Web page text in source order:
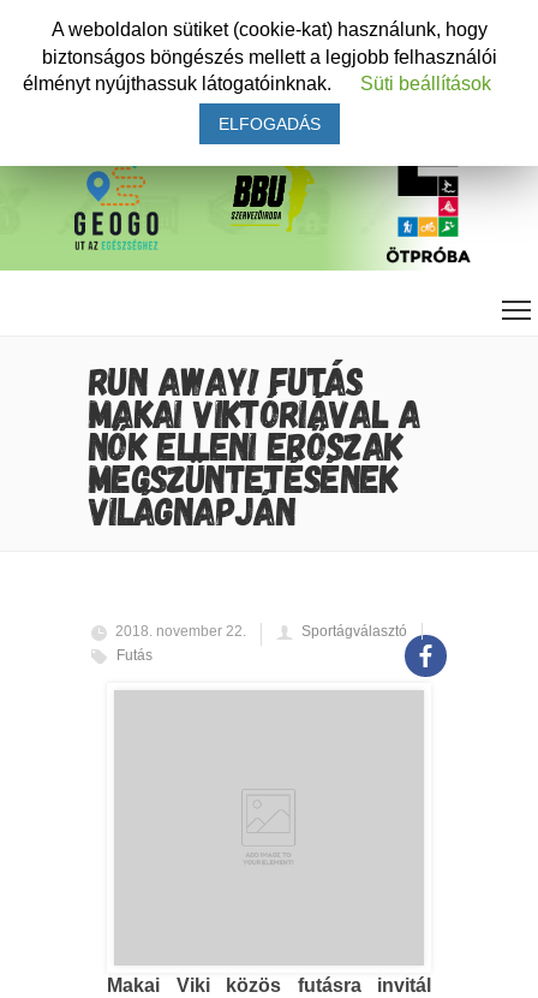
RUN AWAY! FUTÁS
MAKAI VIKTÓRIÁVAL A
NŐK ELLENI ERŐSZAK
MEGSZÜNTETÉSÉNEK
VILÁGNAPJÁN
2018. november 22.
Sportágválasztó
Futás
Makai Viki közös futásra invitál
A weboldalon sütiket (cookie-kat) használunk, hogy
biztonságos böngészés mellett a legjobb felhasználói
élményt nyújthassuk látogatóinknak.
Süti beállítások
ELFOGADÁS